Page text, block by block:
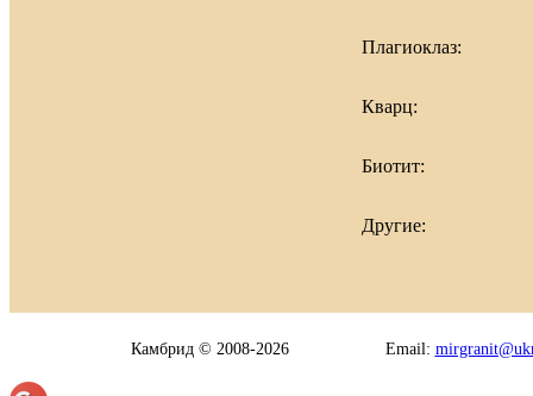
Плагиоклаз:
Кварц:
Биотит:
Другие:
Камбрид © 2008-2026 Email: